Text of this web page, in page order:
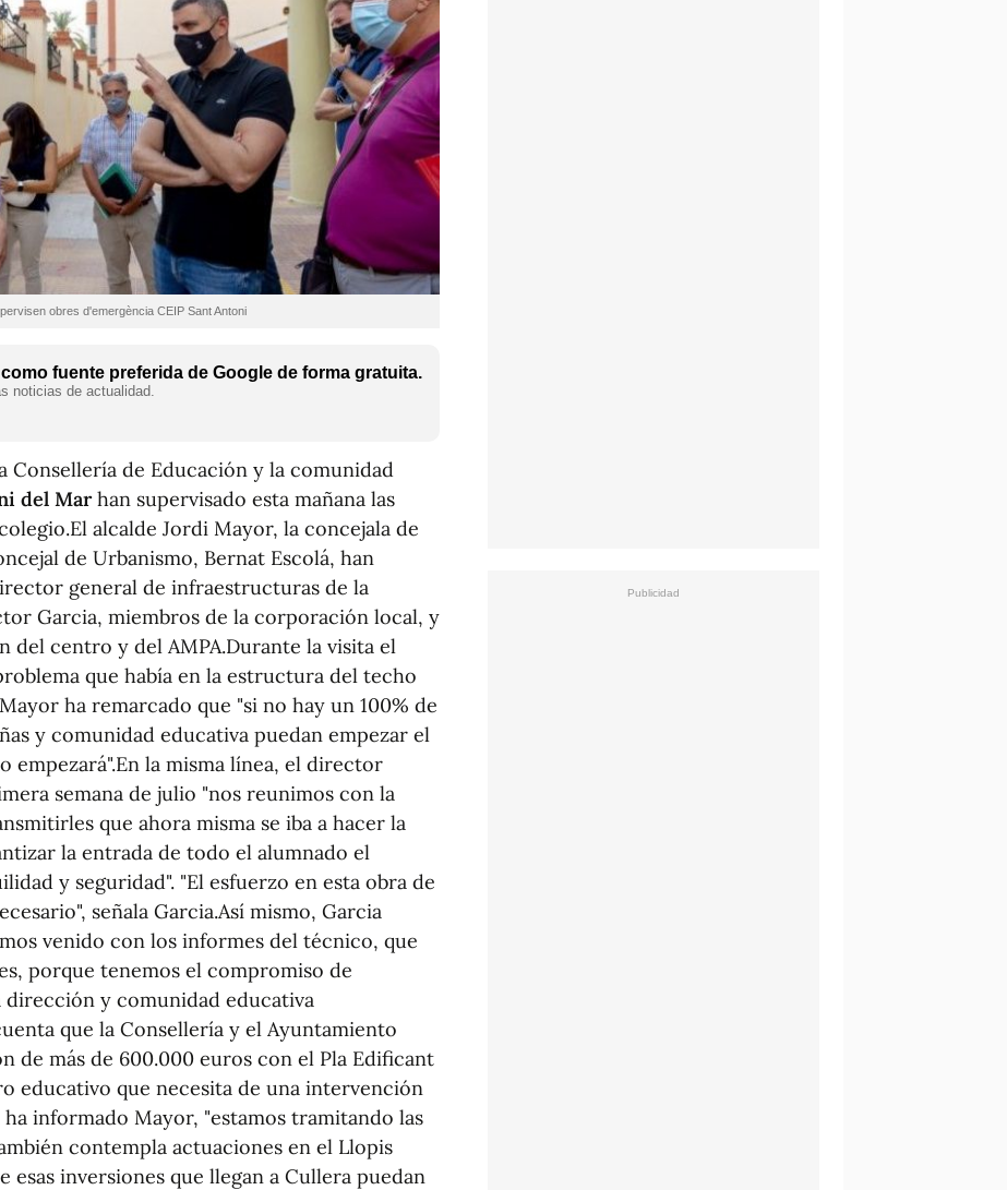
obres d'emergència CEIP Sant Antoni
como fuente preferida de Google de forma gratuita.
noticias de actualidad.
Consellería de Educación y la comunidad
del Marhan supervisado esta mañana las
alcalde Jordi Mayor, la concejala de
de Urbanismo, Bernat Escolá, han
general de infraestructuras de la
Garcia, miembros de la corporación local, y
del centro y del AMPA.Durante la visita el
que había en la estructura del techo
ha remarcado que "si no hay un 100% de
y comunidad educativa puedan empezar el
empezará".En la misma línea, el director
semana de julio "nos reunimos con la
que ahora misma se iba a hacer la
la entrada de todo el alumnado el
y seguridad". "El esfuerzo en esta obra de
señala Garcia.Así mismo, Garcia
venido con los informes del técnico, que
porque tenemos el compromiso de
y comunidad educativa
que la Consellería y el Ayuntamiento
de más de 600.000 euros con el Pla Edificant
educativo que necesita de una intervención
informado Mayor, "estamos tramitando las
contempla actuaciones en el Llopis
esas inversiones que llegan a Cullera puedan